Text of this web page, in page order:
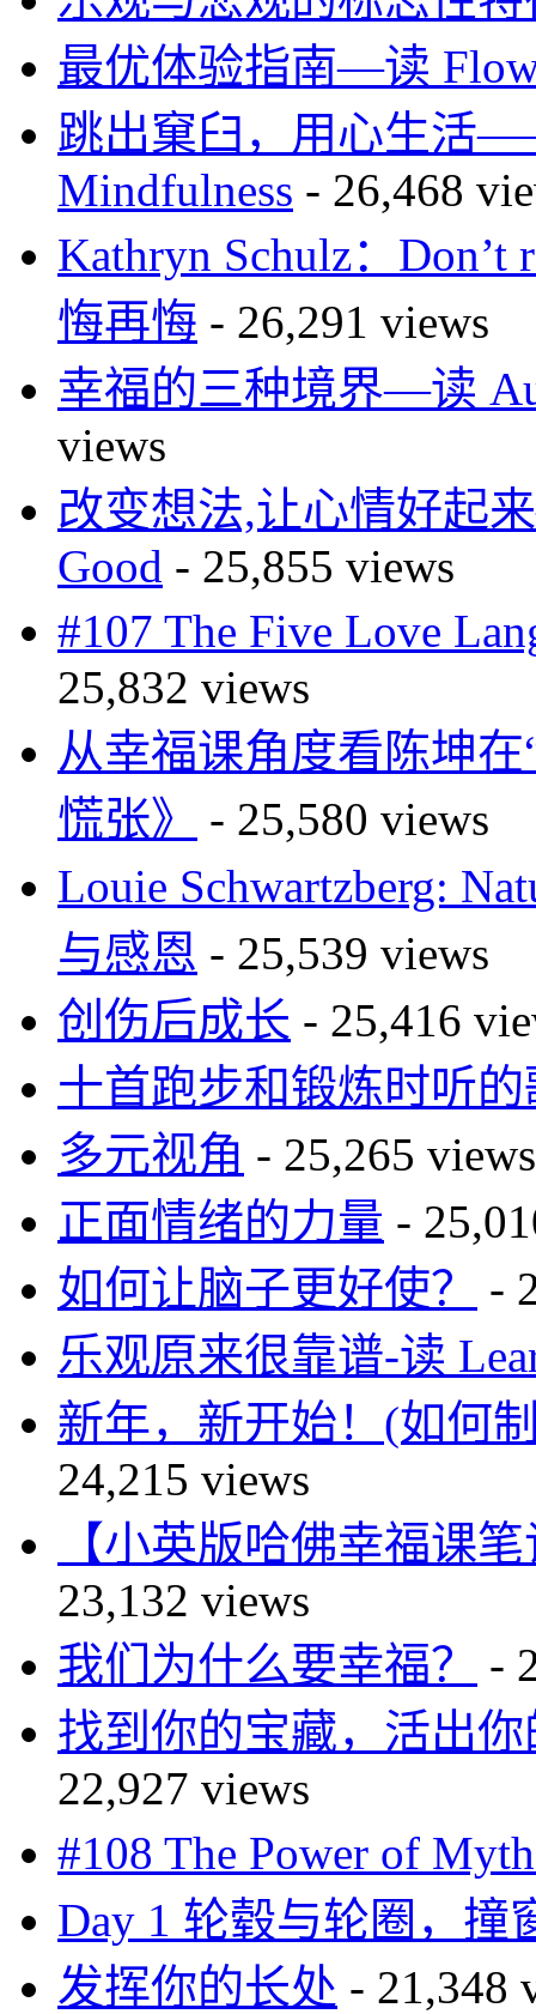
最优体验指南—读
跳出窠臼，用心生活
Mindfulness - 26,468
Kathryn Schulz：
悔再悔 - 26,291 views
幸福的三种境界—读
views
改变想法,让心情好起
Good - 25,855 views
#107 The Five Love
25,832 views
从幸福课角度看陈坤
慌张》
- 25,580 views
Louie Schwartzberg:
与感恩 - 25,539 views
创伤后成长 - 25,416
十首跑步和锻炼时听的
多元视角 - 25,265 views
正面情绪的力量 -
如何让脑子更好使？
-
乐观原来很靠谱-读
新年，新开始！(如何
24,215 views
【小英版哈佛幸福课
23,132 views
我们为什么要幸福？
-
找到你的宝藏，活出
22,927 views
#108 The Power of
Day 1 轮毂与轮圈，撞
发挥你的长处 - 21,348